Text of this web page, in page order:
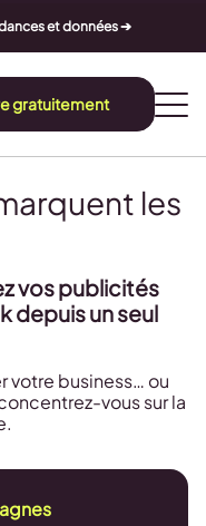
et données ➔
gratuitement
les
vos publicités
depuis un seul
votre business… ou
vous sur la